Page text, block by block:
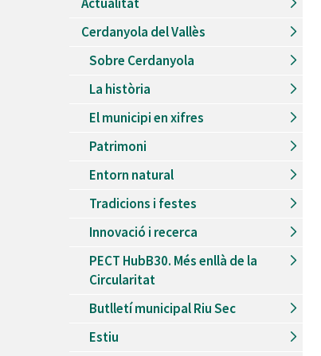
Recursos Humans
Del26/06/2026al30/08/2026
Patis oberts temporada d'estiu
Piscines d'estiu a Cerdanyola
Del01/06/2026al30/09/2026
Refugis climàtics a Cerdanyola
Jocs d'aigua del Parc Cordelles
Del01/07/2024al31/08/2026
Decorem! Conte 'La truita de nabius'
Cerdanyola del Vallès
Sobre Cerdanyola
La història
El municipi en xifres
Patrimoni
Entorn natural
Tradicions i festes
Innovació i recerca
PECT HubB30. Més enllà de la
Circularitat
Butlletí municipal Riu Sec
Estiu